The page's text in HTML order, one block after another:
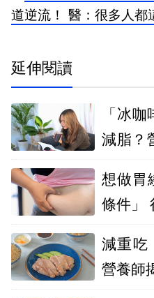
道逆流！ 醫：很多人都
延伸閱讀
「冰
減脂？
想做胃
減重吃